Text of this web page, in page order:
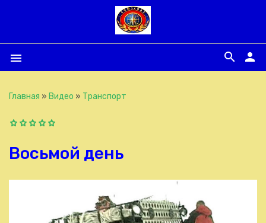
menu person
search
Главная » Видео » Транспорт
Восьмой день